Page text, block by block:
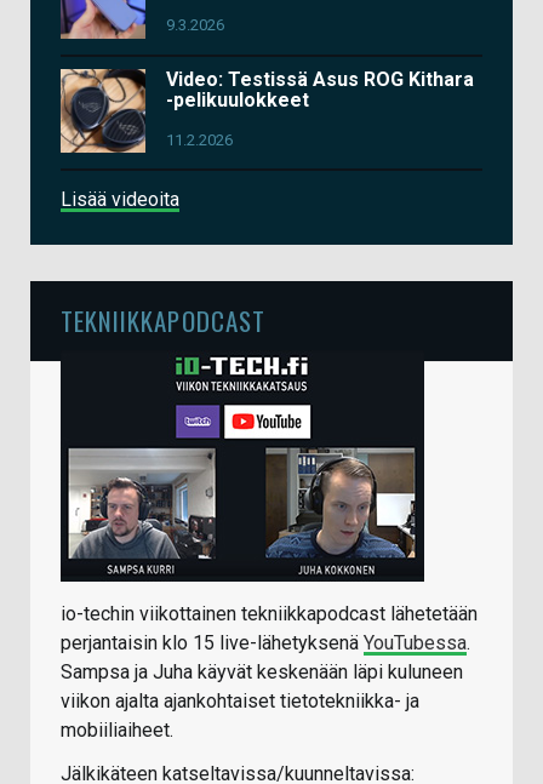
9.3.2026
Video: Testissä Asus ROG Kithara
-pelikuulokkeet
11.2.2026
Lisää videoita
TEKNIIKKAPODCAST
io-techin viikottainen tekniikkapodcast lähetetään
perjantaisin klo 15 live-lähetyksenä YouTubessa.
Sampsa ja Juha käyvät keskenään läpi kuluneen
viikon ajalta ajankohtaiset tietotekniikka- ja
mobiiliaiheet.
Jälkikäteen katseltavissa/kuunneltavissa: